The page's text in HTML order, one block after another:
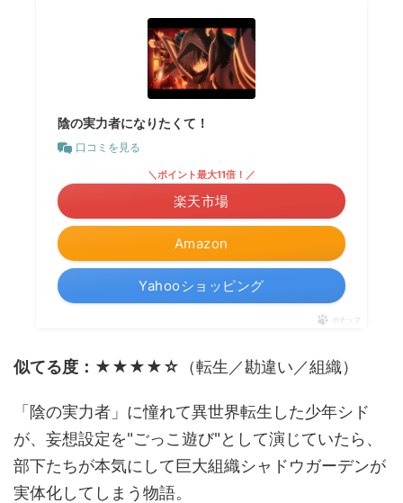
陰の実力者になりたくて！
口コミを見る
Amazon
＼ポイント最大11倍！／
楽天市場
Yahooショッピング
ポチップ
似てる度：★★★★☆ （転生／勘違い／組織）
「陰の実力者」に憧れて異世界転生した少年シド
が、妄想設定を"ごっこ遊び"として演じていたら、
部下たちが本気にして巨大組織シャドウガーデンが
実体化してしまう物語。